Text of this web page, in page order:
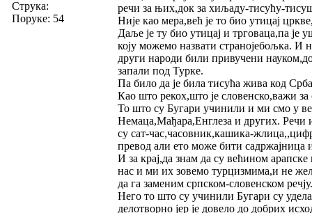
Струка:
Поруке: 54
речи за њих,док за хиљаду-тисућу-
Није као мера,већ је то био утицај
Даље је ту био утицај и трговаца,па је
коју можемо назвати странојебољка. И
други народи били привучени
запали под Турке.
Па било да је била тисућа жива код
Као што рекох,што је словенско,важи
То што су Бугари учинили и ми смо у
Немаца,Мађара,Енглеза и других. Речи
су сат-час,часовник,кашика-
превод али ето може бити садржајница
И за крај,да знам да су већином арапске
нас и ми их зовемо турцизмима,и не
да га заменим српском-словенском речју.
Него то што су учинили Бугари су
делотворно јер је довело до добрих